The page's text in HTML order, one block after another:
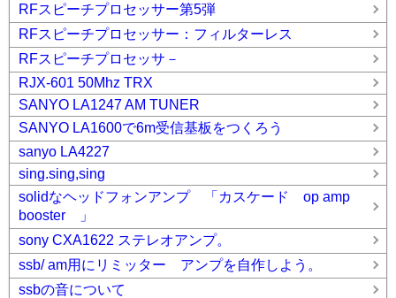
RFスピーチプロセッサー第5弾
RFスピーチプロセッサー：フィルターレス
RFスピーチプロセッサ－
RJX-601 50Mhz TRX
SANYO LA1247 AM TUNER
SANYO LA1600で6m受信基板をつくろう
sanyo LA4227
sing.sing,sing
solidなヘッドフォンアンプ 「カスケード op amp
booster 」
sony CXA1622 ステレオアンプ。
ssb/ am用にリミッター アンプを自作しよう。
ssbの音について